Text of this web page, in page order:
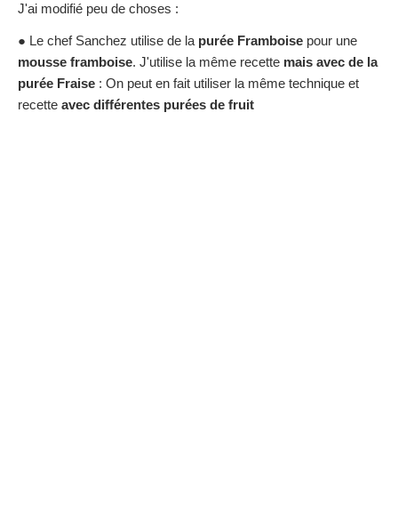
J'ai modifié peu de choses :
● Le chef Sanchez utilise de la purée Framboise pour une
mousse framboise. J'utilise la même recette mais avec de la
purée Fraise : On peut en fait utiliser la même technique et
recette avec différentes purées de fruit